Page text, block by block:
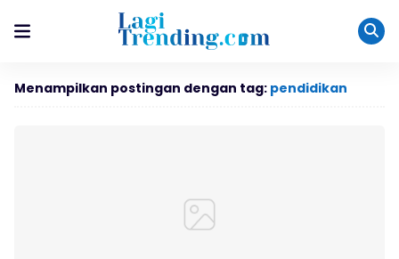
Menampilkan postingan dengan tag: pendidikan